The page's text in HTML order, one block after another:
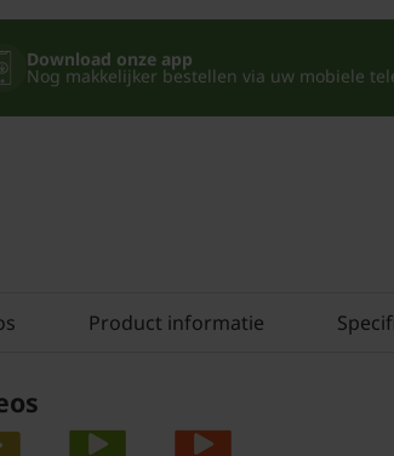
Download onze app
Nog makkelijker bestellen via uw mobiele
Product informatie